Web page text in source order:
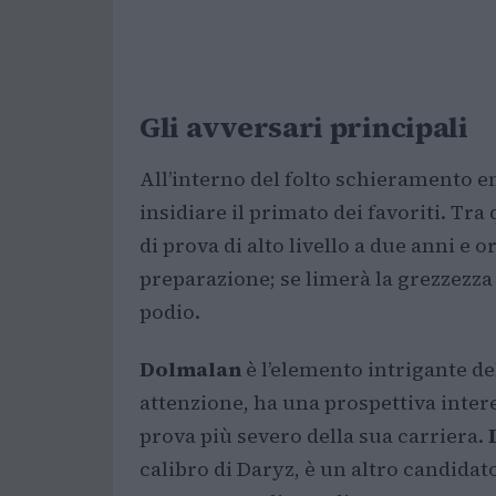
Gli avversari principali
All’interno del folto schieramento
insidiare il primato dei favoriti. Tra
di prova di alto livello a due anni e
preparazione; se limerà la
podio.
Dolmalan è l’elemento intrigante
attenzione, ha una prospettiva
prova più severo della sua carriera.
calibro di Daryz, è un altro